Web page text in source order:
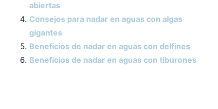
abiertas
Consejos para nadar en aguas con algas
gigantes
Beneficios de nadar en aguas con delfines
Beneficios de nadar en aguas con tiburones